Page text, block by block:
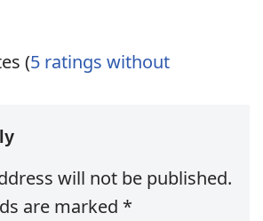
(5 ratings without
will not be published.
are marked *